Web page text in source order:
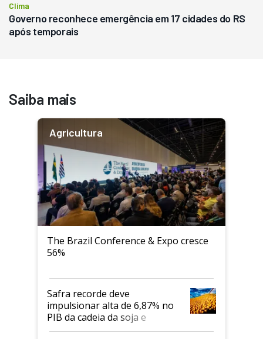
Clima
Governo reconhece emergência em 17 cidades do RS
após temporais
Saiba mais
Agricultura
The Brazil Conference & Expo cresce
56%
Safra recorde deve
impulsionar alta de 6,87% no
PIB da cadeia da soja e
biodiesel em 2026